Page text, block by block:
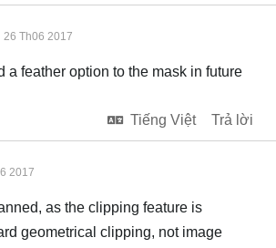
26 Th06 2017
a feather option to the mask in future
Tiếng Việt
Trả lời
2017
as the clipping feature is
geometrical clipping, not image